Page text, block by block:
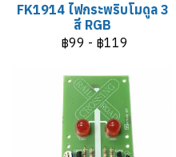
FK1914 ไฟกระพริบโมดูล 3
สี RGB
฿99 - ฿119